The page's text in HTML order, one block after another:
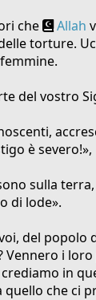
che
Allah
torture.
del vostro
è severo!»,
sulla
di lode».
del popolo
Vennero i
in
che ci